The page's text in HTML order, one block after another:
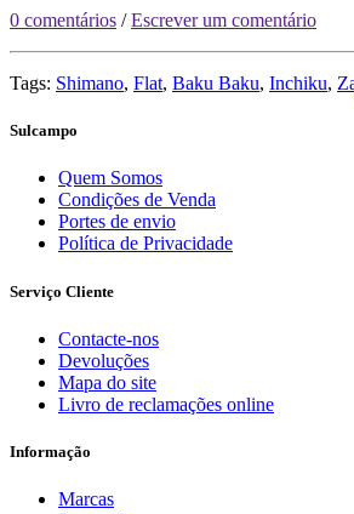
0 comentários /Escrever um comentário
Tags: Shimano, Flat, Baku Baku, Inchiku,
Sulcampo
Quem Somos
Condições de Venda
Portes de envio
Política de Privacidade
Serviço Cliente
Contacte-nos
Devoluções
Mapa do site
Livro de reclamações online
Informação
Marcas